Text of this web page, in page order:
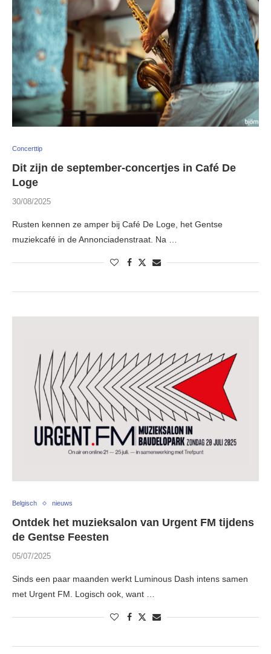
Concerttip
Dit zijn de september-concertjes in Café De
Loge
30/08/2025
Rusten kennen ze amper bij Café De Loge, het Gentse
muziekcafé in de Annonciadenstraat. Na …
Belgisch nieuws
Ontdek het muzieksalon van Urgent FM tijdens
de Gentse Feesten
05/07/2025
Sinds een paar maanden werkt Luminous Dash intens samen
met Urgent FM. Logisch ook, want …